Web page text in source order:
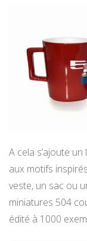
A cela s’ajoute
aux motifs
veste, un sac ou
miniatures 504
édité à 1000